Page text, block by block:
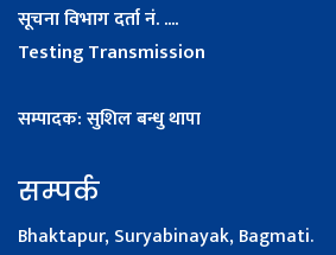
सूचना विभाग दर्ता नं. ....
Testing Transmission
सम्पादक: सुशिल बन्धु थापा
सम्पर्क
Bhaktapur, Suryabinayak, Bagmati.